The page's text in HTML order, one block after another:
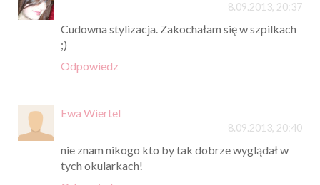
8.09.2013, 20:37
Cudowna stylizacja. Zakochałam się w szpilkach
;)
Odpowiedz
Ewa Wiertel
8.09.2013, 20:40
nie znam nikogo kto by tak dobrze wyglądał w
tych okularkach!